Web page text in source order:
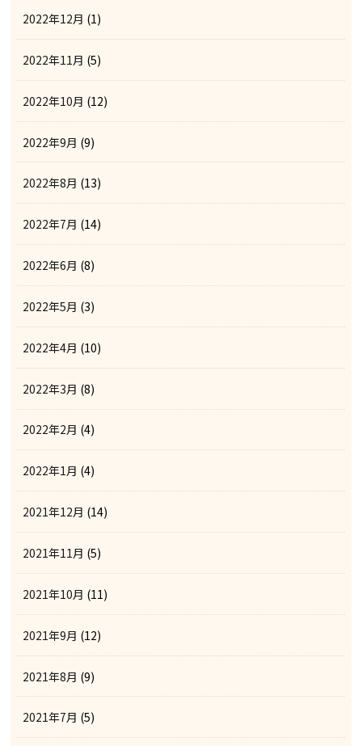
2022年12月 (1)
2022年11月 (5)
2022年10月 (12)
2022年9月 (9)
2022年8月 (13)
2022年7月 (14)
2022年6月 (8)
2022年5月 (3)
2022年4月 (10)
2022年3月 (8)
2022年2月 (4)
2022年1月 (4)
2021年12月 (14)
2021年11月 (5)
2021年10月 (11)
2021年9月 (12)
2021年8月 (9)
2021年7月 (5)